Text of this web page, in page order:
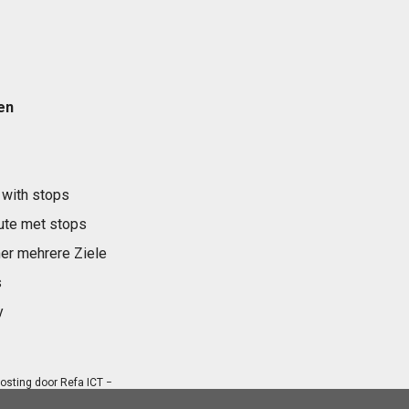
stops
met stops
mehrere Ziele
door Refa ICT−